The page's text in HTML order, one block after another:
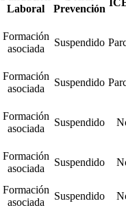
Laboral
Prevención
Formación
asociada
Suspendido
Formación
asociada
Suspendido
Formación
asociada
Suspendido
Formación
asociada
Suspendido
Formación
asociada
Suspendido